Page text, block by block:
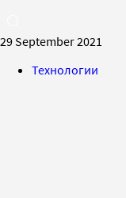
29 September 2021
Технологии